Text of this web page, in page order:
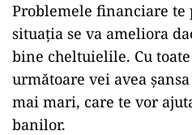
Problemele financiare
situația se va ameliora
bine cheltuielile. Cu
următoare vei avea
mai mari, care te vor
banilor.